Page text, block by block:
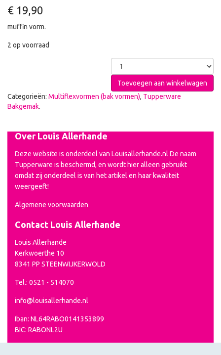
€ 19,90
muffin vorm.
2 op voorraad
Toevoegen aan winkelwagen
Categorieën: Multiflexvormen (bak vormen), Tupperware
Bakgemak.
Over Louis Allerhande
Deze website is onderdeel van Louisallerhande.nl De naam
Tupperware is beschermd, en wordt hier alleen gebruikt
omdat zij onderdeel is van het artikel en haar kwaliteit
weergeeft!
Algemene voorwaarden
Contact Louis Allerhande
Louis Allerhande
Kerkwoerthe 10
8341 PP STEENWIJKERWOLD
Tel.: 0521 - 514070
info@louisallerhande.nl
Iban: NL64RABO0141353899
BIC: RABONL2U